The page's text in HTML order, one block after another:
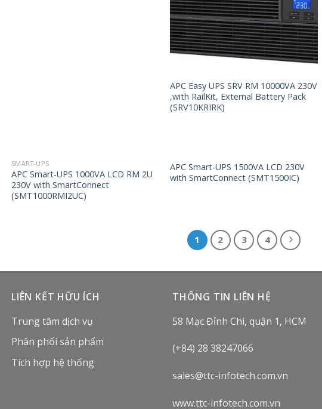
APC Easy UPS SRV RM 10000VA 230V
,with RailKit, External Battery Pack
(SRV10KRIRK)
SMART-UPS
APC Smart-UPS 1000VA LCD RM 2U
230V with SmartConnect
(SMT1000RMI2UC)
APC Smart-UPS 1500VA LCD 230V
with SmartConnect (SMT1500IC)
1 2 3 4
LIÊN KẾT HỮU ÍCH
Trung tâm dịch vụ
Phân phối sản phẩm
Tích hợp hệ thống
THÔNG TIN LIÊN HỆ
58 Mạc Đỉnh Chi, quận 1, HCM
(+84) 28 38247066
sales@ttc-infotech.com.vn
www.ttc-infotech.com.vn